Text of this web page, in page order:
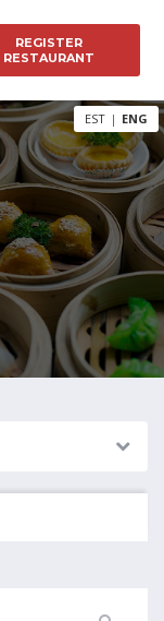
REGISTER
RESTAURANT
ENG
|
EST